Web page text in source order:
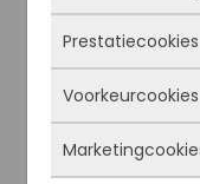
Deze cookies
überhaupt
kunnen niet
ze alleen
inloggen, een
Prestatiecookies
Met deze
bezocht
komen en
Voorkeurcookies
Deze cookies